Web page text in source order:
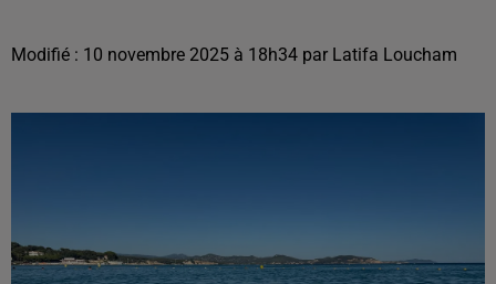
Modifié : 10 novembre 2025 à 18h34 par Latifa Loucham